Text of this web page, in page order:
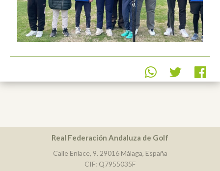
Real Federación Andaluza de Golf
Calle Enlace, 9. 29016 Málaga, España
CIF: Q7955035F